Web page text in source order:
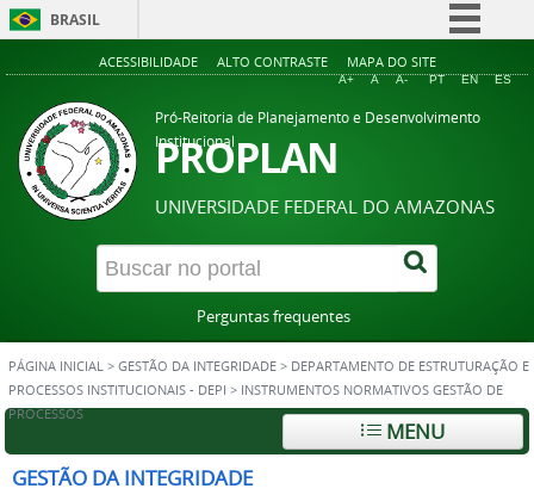
BRASIL
Simplifique!
Acesso à informação
Legislação
Canais
ACESSIBILIDADE ALTO CONTRASTE MAPA DO SITE
A+ A A- PT EN ES
Pró-Reitoria de Planejamento e Desenvolvimento
Institucional
PROPLAN
UNIVERSIDADE FEDERAL DO AMAZONAS
Perguntas frequentes
PÁGINA INICIAL > GESTÃO DA INTEGRIDADE > DEPARTAMENTO DE ESTRUTURAÇÃO E
PROCESSOS INSTITUCIONAIS - DEPI > INSTRUMENTOS NORMATIVOS GESTÃO DE
PROCESSOS
MENU
GESTÃO DA INTEGRIDADE